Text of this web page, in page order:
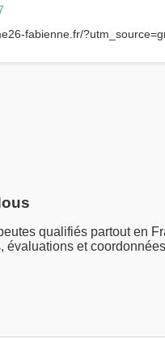
fabienne.fr/
qualifiés partout en
évaluations et